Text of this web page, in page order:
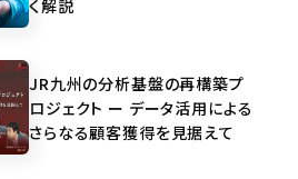
く解説
JR九州の分析基盤の再構築プ
ロジェクト ー データ活用による
さらなる顧客獲得を見据えて